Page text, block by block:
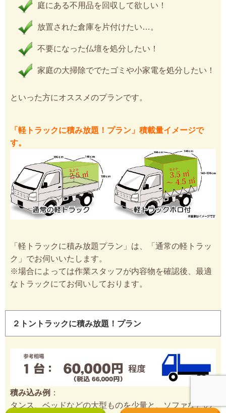
庭にある不用品を回収して欲しい！
放置された倉庫を片付けたい…。
不要になった仏壇を処分したい！
家庭の大掃除ででたゴミや小家電を処分したい！
といった方にオススメのプランです。
「軽トラックに積み放題！プラン」積載量イメージで
す。
「軽トラックに積み放題プラン」は、「通常の軽トラッ
ク」でお伺いいたします。
※場合によっては作業スタッフが内容物を確認後、最適
なトラックにてお伺いしております。
２トントラックに積み放題！プラン
積み込み例 ：
タンス、ベッドなどの大型ものを少量と、ソファなどの